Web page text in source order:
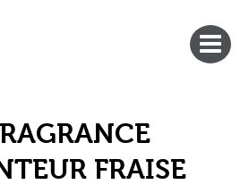
FRAISE